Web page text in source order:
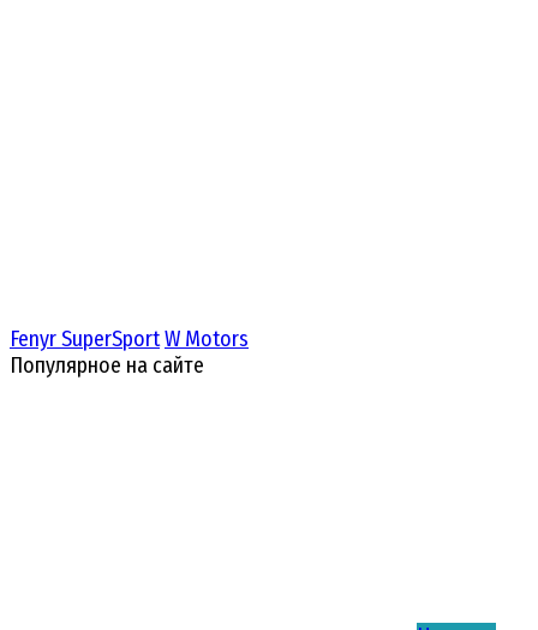
Fenyr SuperSportW Motors
Популярное на сайте